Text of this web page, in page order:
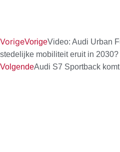
VorigeVorigeVideo: Audi Urban
stedelijke mobiliteit eruit in 2030?
VolgendeAudi S7 Sportback